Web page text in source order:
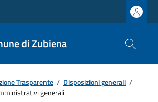
di Zubiena
Trasparente / Disposizioni generali /
generali